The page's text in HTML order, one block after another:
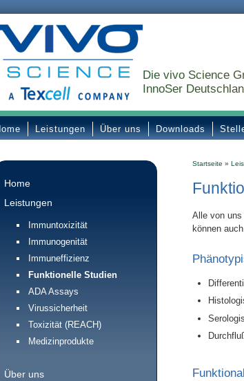
Die vivo Science
InnoSer
Leistungen Über uns Downloads
Startseite »
Alle von uns
können
Home
Leistungen
Immuntoxizität
Immunogenität
Immuneffizienz
Funktionelle Studien
ADA Assays
Virussicherheit
Toxizität (REACH)
Medizinprodukte
Über uns